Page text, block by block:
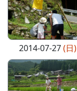
2014-07-27(日)